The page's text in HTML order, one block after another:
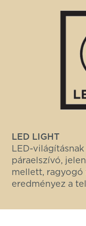
LED LIGHT
LED-
páraelszívó,
mellett,
eredményez a